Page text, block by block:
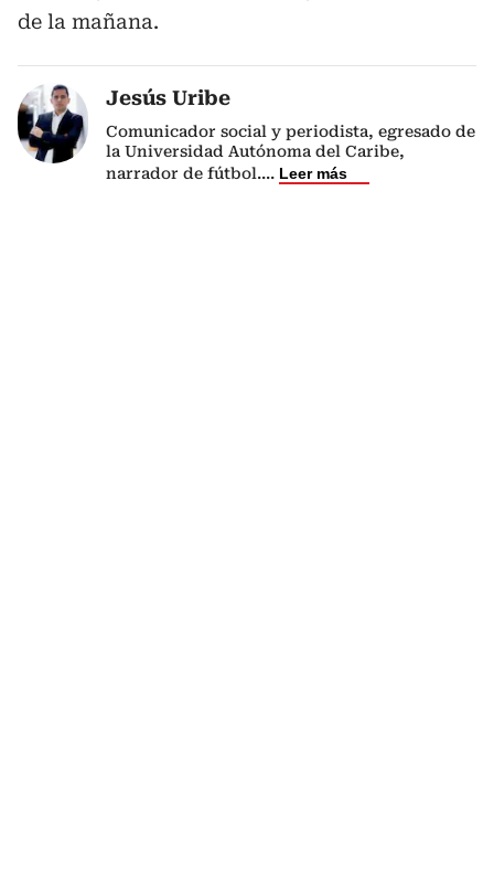
de la mañana.
Jesús Uribe
Comunicador social y periodista, egresado de
la Universidad Autónoma del Caribe,
narrador de fútbol.... Leer más